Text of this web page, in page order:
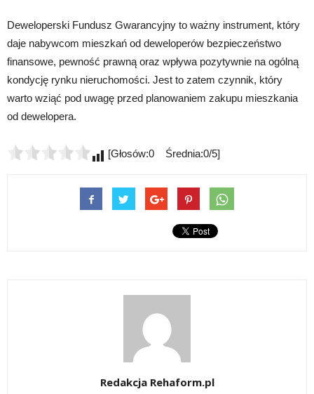
Deweloperski Fundusz Gwarancyjny to ważny instrument, który
daje nabywcom mieszkań od deweloperów bezpieczeństwo
finansowe, pewność prawną oraz wpływa pozytywnie na ogólną
kondycję rynku nieruchomości. Jest to zatem czynnik, który
warto wziąć pod uwagę przed planowaniem zakupu mieszkania
od dewelopera.
[Głosów:0 Średnia:0/5]
Redakcja Rehaform.pl